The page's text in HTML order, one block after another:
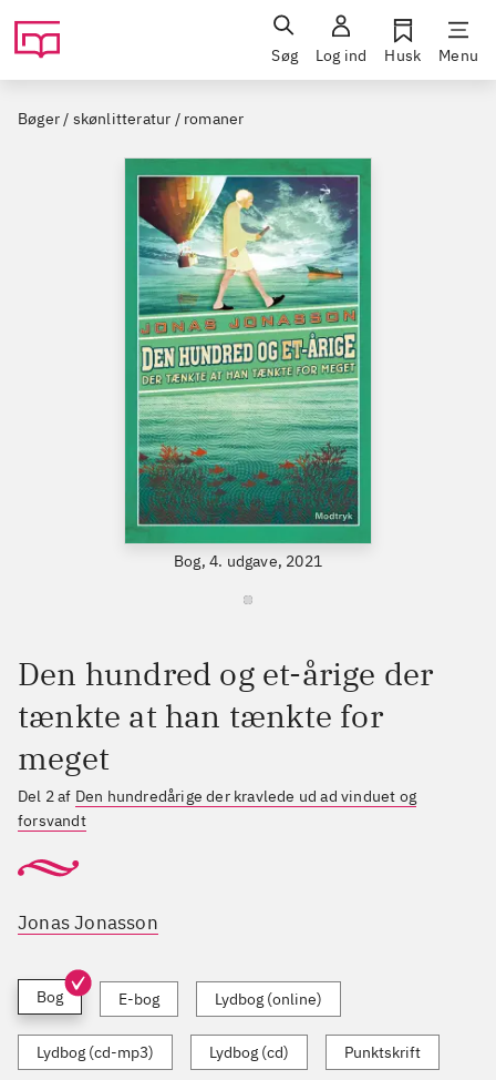
Søg Log ind Husk Menu
Bøger / skønlitteratur / romaner
Bog, 4. udgave, 2021
Den hundred og et-årige der
tænkte at han tænkte for
meget
Del 2 af Den hundredårige der kravlede ud ad vinduet og
forsvandt
Jonas Jonasson
Bog E-bog Lydbog (online)
Lydbog (cd-mp3) Lydbog (cd) Punktskrift